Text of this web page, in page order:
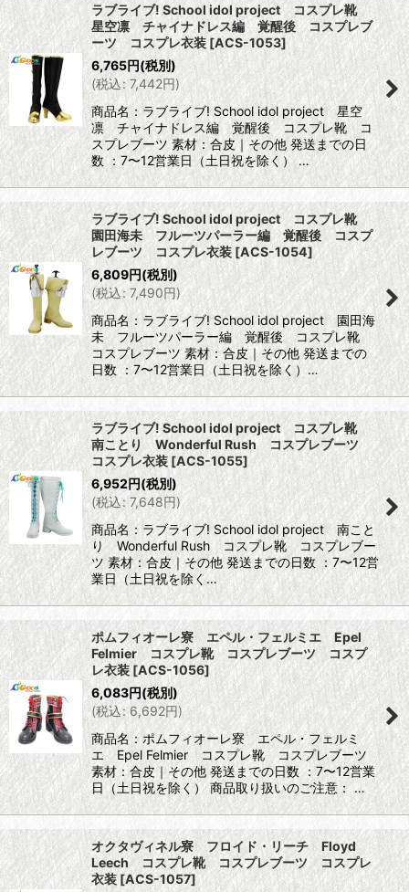
ラブライブ! School idol project コスプレ靴
星空凛 チャイナドレス編 覚醒後 コスプレブ
ーツ コスプレ衣装[ACS-1053]
6,765円(税別)
(税込: 7,442円)
商品名：ラブライブ! School idol project 星空
凛 チャイナドレス編 覚醒後 コスプレ靴 コ
スプレブーツ 素材：合皮｜その他 発送までの日
数 ：7〜12営業日（土日祝を除く） …
ラブライブ! School idol project コスプレ靴
園田海未 フルーツパーラー編 覚醒後 コスプ
レブーツ コスプレ衣装[ACS-1054]
6,809円(税別)
(税込: 7,490円)
商品名：ラブライブ! School idol project 園田海
未 フルーツパーラー編 覚醒後 コスプレ靴
コスプレブーツ 素材：合皮｜その他 発送までの
日数 ：7〜12営業日（土日祝を除く）…
ラブライブ! School idol project コスプレ靴
南ことり Wonderful Rush コスプレブーツ
コスプレ衣装 [ACS-1055]
6,952円(税別)
(税込: 7,648円)
商品名：ラブライブ! School idol project 南こと
り Wonderful Rush コスプレ靴 コスプレブー
ツ 素材：合皮｜その他 発送までの日数 ：7〜12営
業日（土日祝を除く…
ポムフィオーレ寮 エペル・フェルミエ Epel
Felmier コスプレ靴 コスプレブーツ コスプ
レ衣装[ACS-1056]
6,083円(税別)
(税込: 6,692円)
商品名：ポムフィオーレ寮 エペル・フェルミ
エ Epel Felmier コスプレ靴 コスプレブーツ
素材：合皮｜その他 発送までの日数 ：7〜12営業
日（土日祝を除く） 商品取り扱いのご注意： …
オクタヴィネル寮 フロイド・リーチ Floyd
Leech コスプレ靴 コスプレブーツ コスプレ
衣装 [ACS-1057]